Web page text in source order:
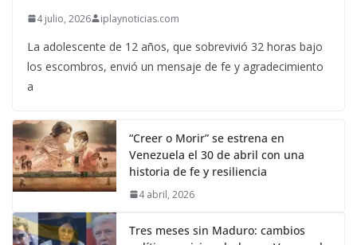
4 julio, 2026 iplaynoticias.com
La adolescente de 12 años, que sobrevivió 32 horas bajo
los escombros, envió un mensaje de fe y agradecimiento
a
“Creer o Morir” se estrena en
Venezuela el 30 de abril con una
historia de fe y resiliencia
4 abril, 2026
Tres meses sin Maduro: cambios